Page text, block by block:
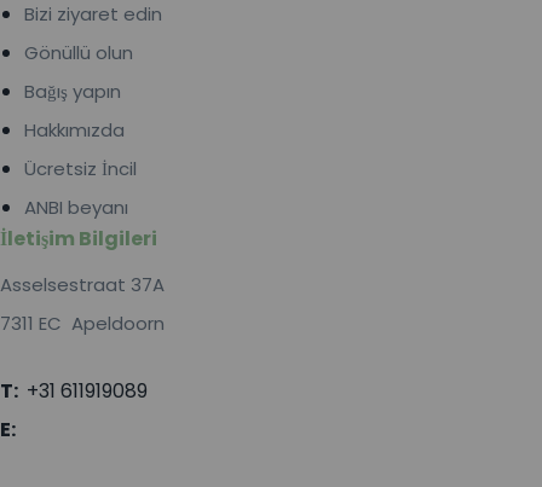
Bizi ziyaret edin
Gönüllü olun
Bağış yapın
Hakkımızda
Ücretsiz İncil
ANBI beyanı
İletişim Bilgileri
Asselsestraat 37A
7311 EC Apeldoorn
T: +31 611919089
E: